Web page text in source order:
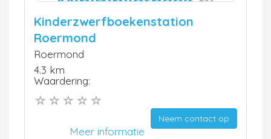
Kinderzwerfboekenstation
Roermond
Roermond
4.3 km
Waardering:
Neem contact op
Meer informatie